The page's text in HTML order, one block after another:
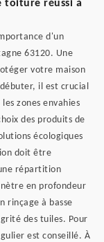
toiture réussi à
d'un
63120. Une
votre maison
il est crucial
zones envahies
des produits de
écologiques
doit être
répartition
en profondeur
rinçage à basse
des tuiles. Pour
est conseillé. À